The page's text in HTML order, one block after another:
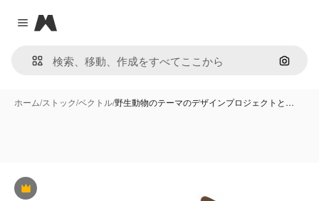
Close menu
Magnific
画像で
ホーム/ストック/ベクトル/野生動物のテーマのデザインプロジェクトと…
Premium